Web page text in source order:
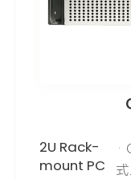
2U Rack-
mount PC
·